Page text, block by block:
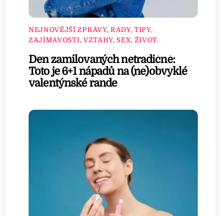
NEJNOVĚJŠÍ ZPRÁVY, RADY, TIPY,
ZAJÍMAVOSTI, VZTAHY, SEX, ŽIVOT
Den zamilovaných netradičně:
Toto je 6+1 nápadů na (ne)obvyklé
valentýnské rande